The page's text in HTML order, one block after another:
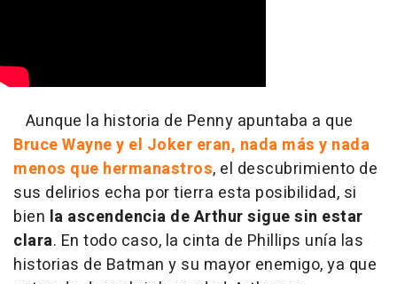
Aunque la historia de Penny apuntaba a que
Bruce Wayne y el Joker eran, nada más y nada
menos que hermanastros, el descubrimiento de
sus delirios echa por tierra esta posibilidad, si
bien la ascendencia de Arthur sigue sin estar
clara. En todo caso, la cinta de Phillips unía las
historias de Batman y su mayor enemigo, ya que